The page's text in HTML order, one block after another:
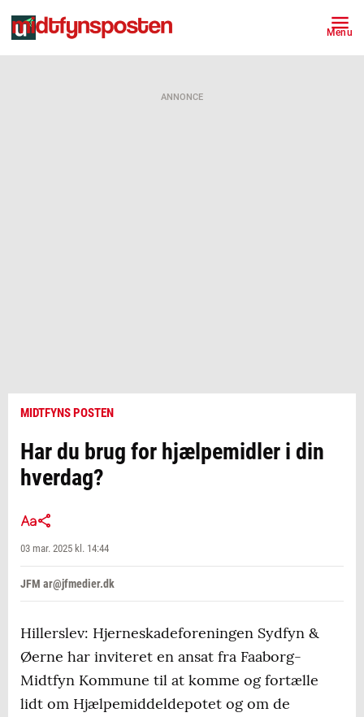
Menu
ANNONCE
MIDTFYNS POSTEN
Har du brug for hjælpemidler i din
hverdag?
03 mar. 2025 kl. 14:44
JFM ar@jfmedier.dk
Hillerslev: Hjerneskadeforeningen Sydfyn &
Øerne har inviteret en ansat fra Faaborg-
Midtfyn Kommune til at komme og fortælle
lidt om Hjælpemiddeldepotet og om de